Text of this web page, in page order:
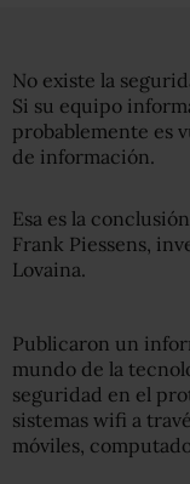
No existe la
Si su equipo
probablemente es
de información.
Esa es la
Frank Piessens,
Lovaina.
Publicaron un
mundo de la
seguridad en el
sistemas wifi a
móviles,